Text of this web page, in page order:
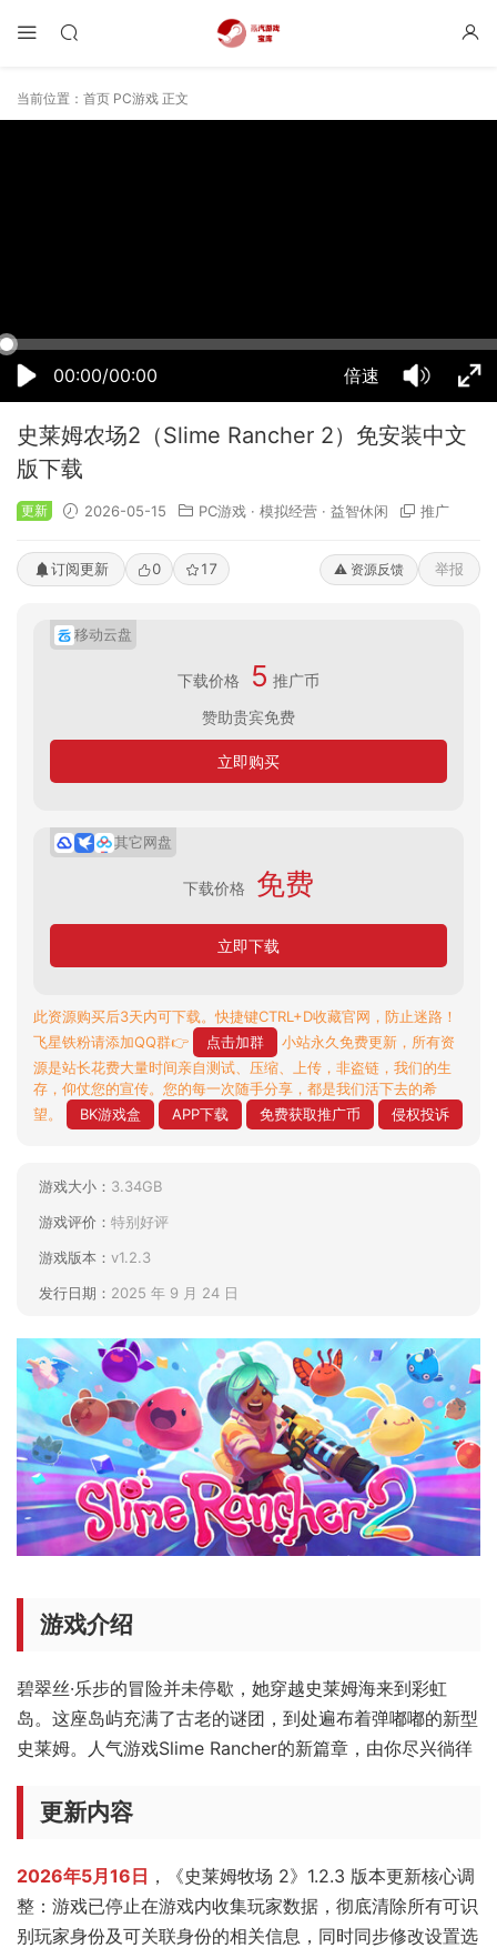
当前位置： 首页 PC游戏 正文
00:00/00:00 倍速
50% 75% 100%
史莱姆农场2（Slime Rancher 2）免安装中文
版下载
更新 2026-05-15 PC游戏 · 模拟经营 · 益智休闲 推广
订阅更新 0 17 ⚠️ 资源反馈 举报
移动云盘
下载价格 5 推广币
赞助贵宾免费
立即购买
其它网盘
下载价格 免费
立即下载
此资源购买后3天内可下载。快捷键CTRL+D收藏官网，防止迷路！
飞星铁粉请添加QQ群👉
点击加群
小站永久免费更新，所有资
源是站长花费大量时间亲自测试、压缩、上传，非盗链，我们的生
存，仰仗您的宣传。您的每一次随手分享，都是我们活下去的希
望。
BK游戏盒 APP下载 免费获取推广币 侵权投诉
游戏大小： 3.34GB
游戏评价： 特别好评
游戏版本： v1.2.3
发行日期： 2025 年 9 月 24 日
游戏介绍
碧翠丝·乐步的冒险并未停歇，她穿越史莱姆海来到彩虹
岛。这座岛屿充满了古老的谜团，到处遍布着弹嘟嘟的新型
史莱姆。人气游戏Slime Rancher的新篇章，由你尽兴徜徉
更新内容
2026年5月16日 ，《史莱姆牧场 2》1.2.3 版本更新核心调
整：游戏已停止在游戏内收集玩家数据，彻底清除所有可识
别玩家身份及可关联身份的相关信息，同时同步修改设置选